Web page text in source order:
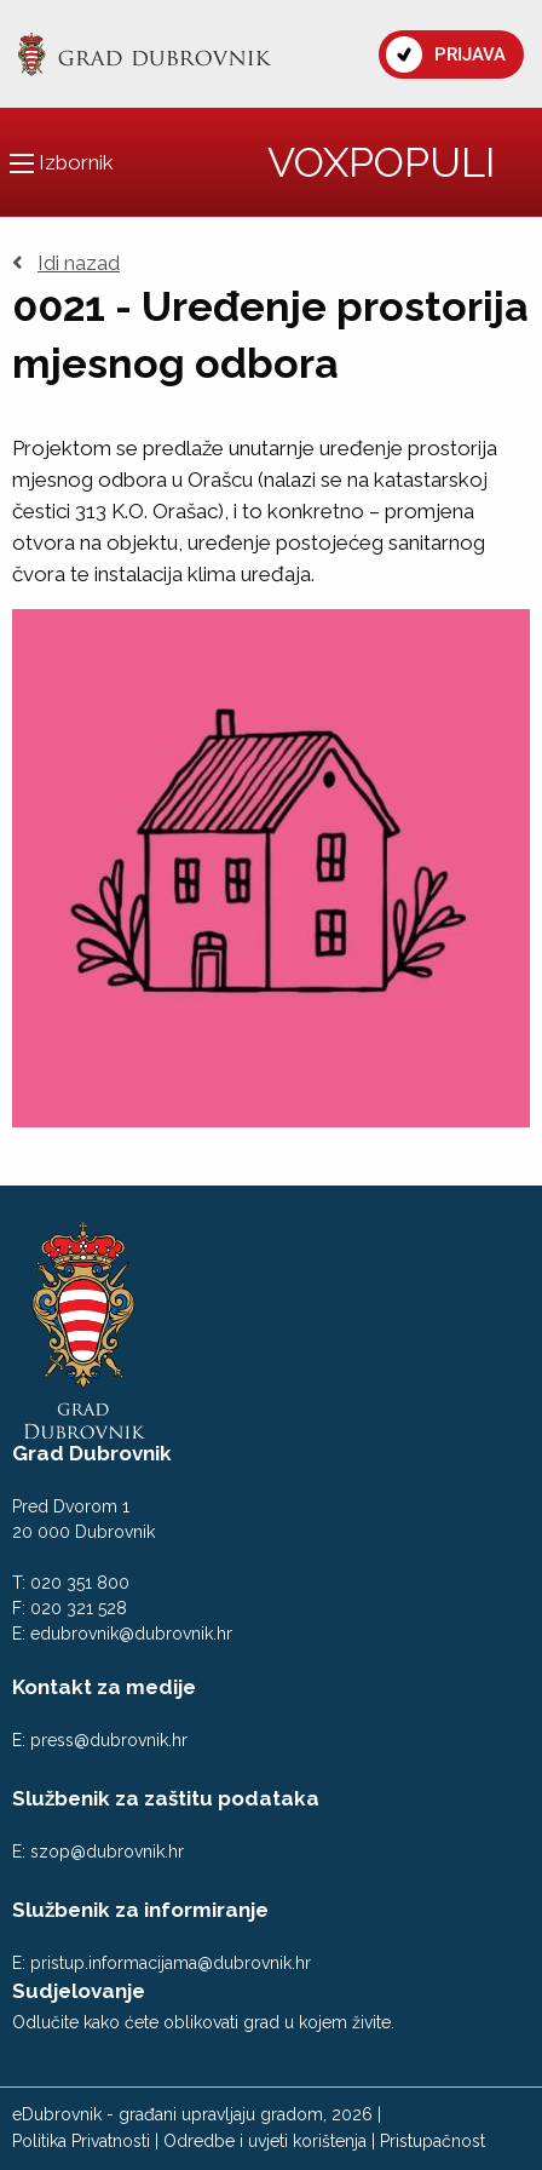
PRIJAVA
Izbornik VOXPOPULI
Idi nazad
0021 - Uređenje prostorija
mjesnog odbora
Projektom se predlaže unutarnje uređenje prostorija
mjesnog odbora u Orašcu (nalazi se na katastarskoj
čestici 313 K.O. Orašac), i to konkretno – promjena
otvora na objektu, uređenje postojećeg sanitarnog
čvora te instalacija klima uređaja.
Grad Dubrovnik
Pred Dvorom 1
20 000 Dubrovnik
T: 020 351 800
F: 020 321 528
E: edubrovnik@dubrovnik.hr
Kontakt za medije
E: press@dubrovnik.hr
Službenik za zaštitu podataka
E: szop@dubrovnik.hr
Službenik za informiranje
E: pristup.informacijama@dubrovnik.hr
Sudjelovanje
Odlučite kako ćete oblikovati grad u kojem živite.
eDubrovnik - građani upravljaju gradom, 2026 |
Politika Privatnosti
Odredbe i uvjeti korištenja Pristupačnost